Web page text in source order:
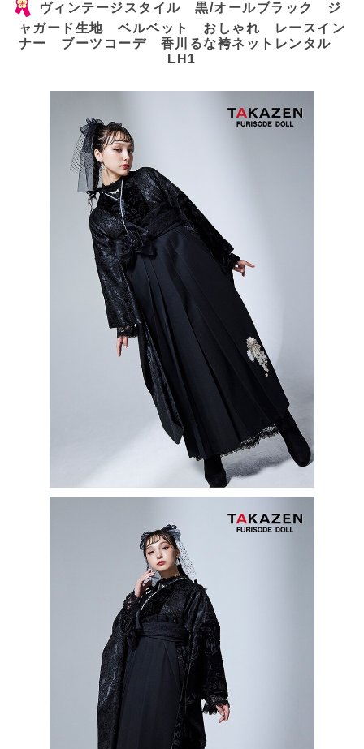
ヴィンテージスタイル 黒/オールブラック ジ
ャガード生地 ベルベット おしゃれ レースイン
ナー ブーツコーデ 香川るな袴ネットレンタル
LH1